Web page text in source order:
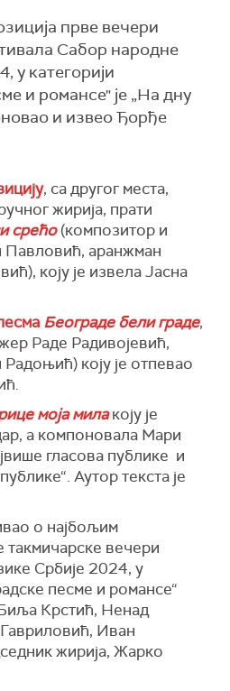
прве вечери
Сабор народне
у категорији
и романсе" је „На дну
и извео Ђорђе
, са другог места,
жирија, прати
срећо(композитор и
Павловић, аранжман
коју је извела Јасна
Београде бели граде,
Раде Радивојевић,
коју је отпевао
моја милакоју је
а компоновала Мари
гласова публике и
Аутор текста је
о најбољим
такмичарске вечери
Србије 2024, у
песме и романсе“
Биља Крстић, Ненад
Иван
жирија, Жарко